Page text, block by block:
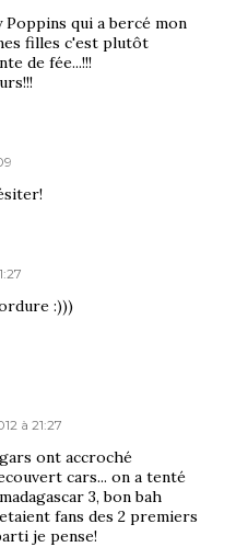
qui a bercé mon
filles c'est plutôt
de fée...!!!
:)))
à 21:27
ont accroché
cars... on a tenté
3, bon bah
fans des 2 premiers
je pense!